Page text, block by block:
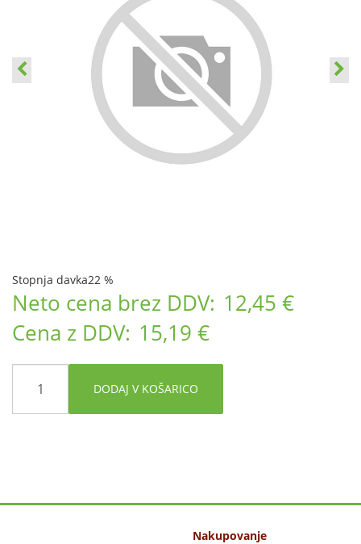
Stopnja davka22 %
Neto cena brez DDV: 12,45 €
Cena z DDV: 15,19 €
DODAJ V KOŠARICO
Nakupovanje